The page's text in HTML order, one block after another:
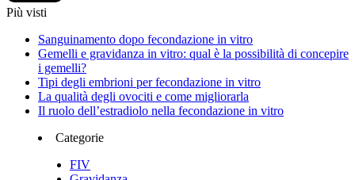
Più visti
Sanguinamento dopo fecondazione in vitro
Gemelli e gravidanza in vitro: qual è la possibilità di concepire
i gemelli?
Tipi degli embrioni per fecondazione in vitro
La qualità degli ovociti e come migliorarla
Il ruolo dell’estradiolo nella fecondazione in vitro
Categorie
FIV